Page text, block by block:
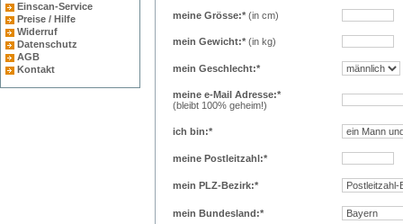
Einscan-Service
Preise / Hilfe
Widerruf
Datenschutz
AGB
Kontakt
meine Grösse:*(in cm)
mein Gewicht:*(in kg)
mein Geschlecht:*
meine e-Mail Adresse:*
(bleibt 100% geheim!)
ich bin:*
meine Postleitzahl:*
mein PLZ-Bezirk:*
mein Bundesland:*